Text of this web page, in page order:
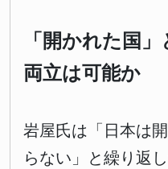
「開かれた国
両立は可能か
岩屋氏は「日本は
らない」と繰り返